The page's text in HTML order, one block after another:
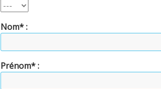
Nom* :
Prénom* :